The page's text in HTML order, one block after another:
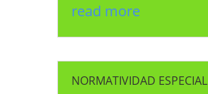
read more
NORMATIVIDAD ESPECIAL